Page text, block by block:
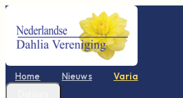
Home Nieuws Varia